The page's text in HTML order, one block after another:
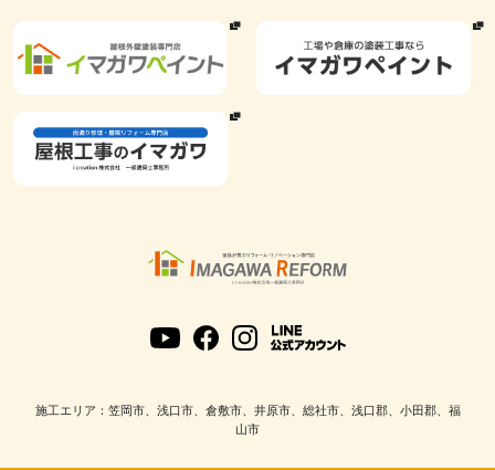
施工エリア：笠岡市、浅口市、倉敷市、井原市、総社市、浅口郡、小田郡、福
山市